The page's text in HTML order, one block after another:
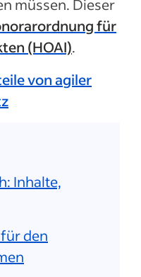
müssen. Dieser
für
(HOAI).
von agiler
Inhalte,
den